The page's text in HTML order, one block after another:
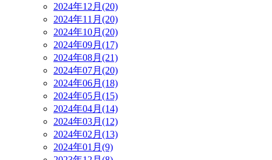
2024年12月(20)
2024年11月(20)
2024年10月(20)
2024年09月(17)
2024年08月(21)
2024年07月(20)
2024年06月(18)
2024年05月(15)
2024年04月(14)
2024年03月(12)
2024年02月(13)
2024年01月(9)